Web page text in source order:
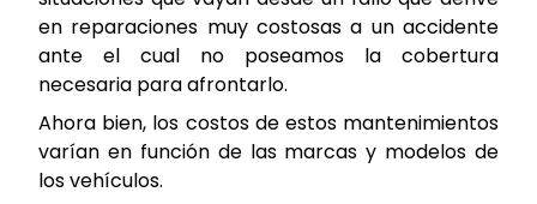
en reparaciones muy costosas a un accidente
ante el cual no poseamos la cobertura
necesaria para afrontarlo.
Ahora bien, los costos de estos mantenimientos
varían en función de las marcas y modelos de
los vehículos.